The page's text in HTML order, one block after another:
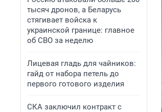
тысяч дронов, а Беларусь
стягивает войска к
украинской границе: главное
об СВО за неделю
Лицевая гладь для чайников:
гайд от набора петель до
первого готового изделия
СКА заключил контракт с